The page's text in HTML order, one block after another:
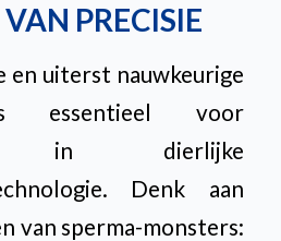
PRECISIE
en uiterst nauwkeurige
essentieel voor
in dierlijke
Denk aan
van sperma-monsters: